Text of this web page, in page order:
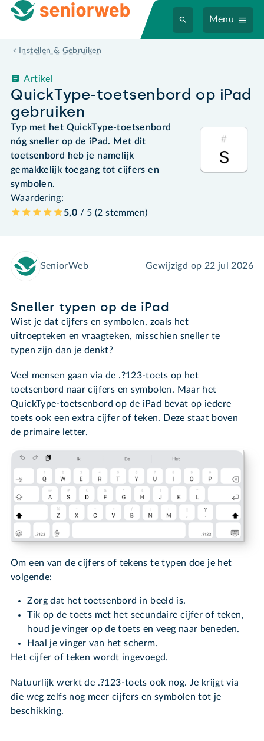
Menu
Instellen & Gebruiken
QuickType-toetsenbord op iPad
gebruiken
Artikel
Typ met het QuickType-toetsenbord
nóg sneller op de iPad. Met dit
toetsenbord heb je namelijk
gemakkelijk toegang tot cijfers en
symbolen.
Waardering:
5,0 / 5 (2 stemmen)
SeniorWeb Gewijzigd op 22 jul 2026
Sneller typen op de iPad
Wist je dat cijfers en symbolen, zoals het
uitroepteken en vraagteken, misschien sneller te
typen zijn dan je denkt?
Veel mensen gaan via de .?123-toets op het
toetsenbord naar cijfers en symbolen. Maar het
QuickType-toetsenbord op de iPad bevat op iedere
toets ook een extra cijfer of teken. Deze staat boven
de primaire letter.
Om een van de cijfers of tekens te typen doe je het
volgende:
Zorg dat het toetsenbord in beeld is.
Tik op de toets met het secundaire cijfer of teken,
houd je vinger op de toets en veeg naar beneden.
Haal je vinger van het scherm.
Het cijfer of teken wordt ingevoegd.
Natuurlijk werkt de .?123-toets ook nog. Je krijgt via
die weg zelfs nog meer cijfers en symbolen tot je
beschikking.